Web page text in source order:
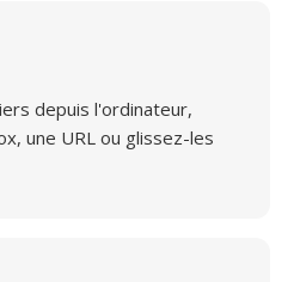
depuis l'ordinateur,
une URL ou glissez-les